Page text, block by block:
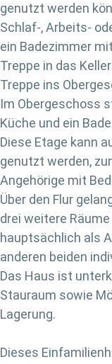
genutzt werden
Schlaf-, Arbeits-
ein Badezimmer
Treppe in das
Treppe ins
Im Obergeschoss
Küche und ein
Diese Etage kann
genutzt werden,
Angehörige mit
Über den Flur
drei weitere
hauptsächlich als
anderen beiden
Das Haus ist
Stauraum sowie
Lagerung.
Dieses